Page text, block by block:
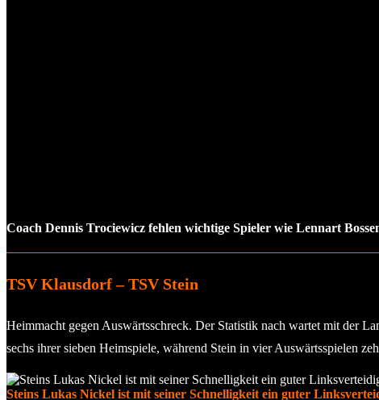
Coach Dennis Trociewicz fehlen wichtige Spieler wie Lennart
TSV Klausdorf – TSV Stein
Heimmacht gegen Auswärtsschreck. Der Statistik nach wartet mit der
sechs ihrer sieben Heimspiele, während Stein in vier Auswärtsspielen
Steins Lukas Nickel ist mit seiner Schnelligkeit ein guter